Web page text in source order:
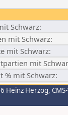
Schwarz:
mit Schwarz:
mit Schwarz:
mit
% mit Schwarz:
Heinz Herzog,